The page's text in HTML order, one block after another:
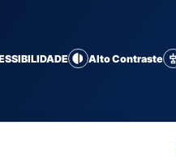
Alto Contraste